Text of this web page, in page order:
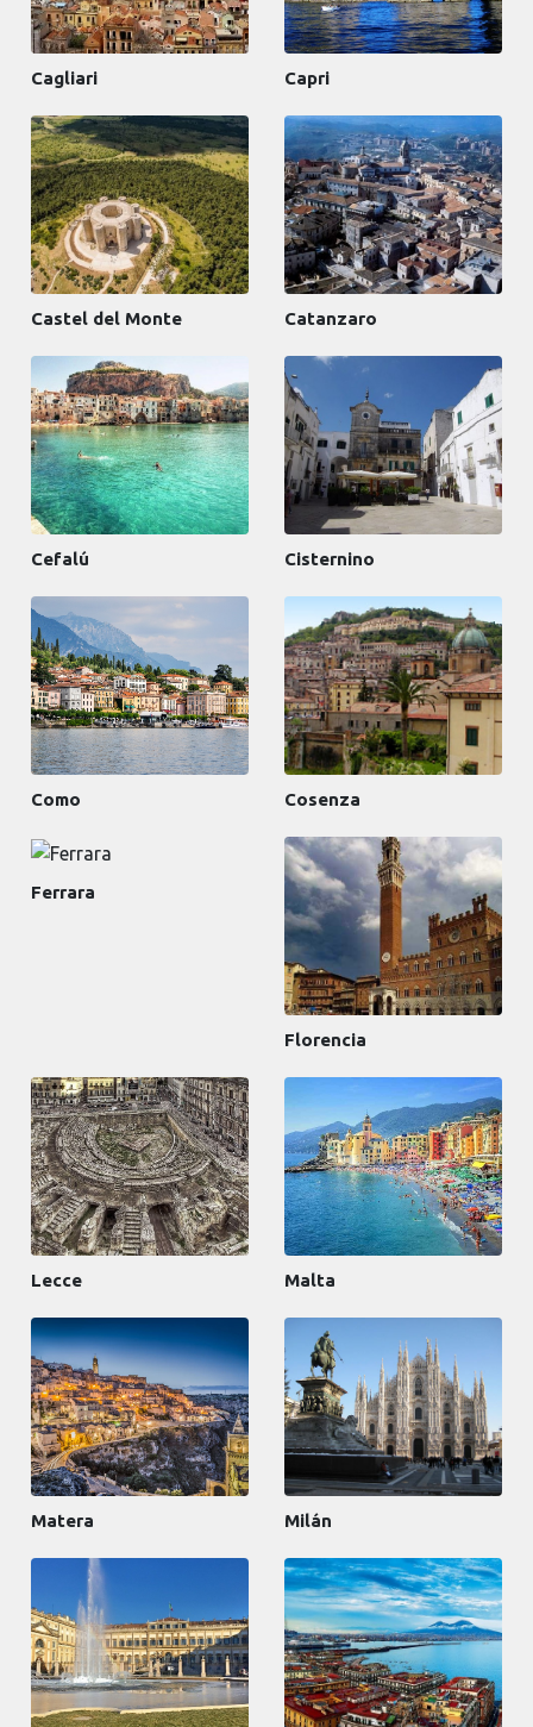
Cagliari Capri
Castel del Monte Catanzaro
Cefalú Cisternino
Como Cosenza
Ferrara
Florencia
Lecce Malta
Matera Milán